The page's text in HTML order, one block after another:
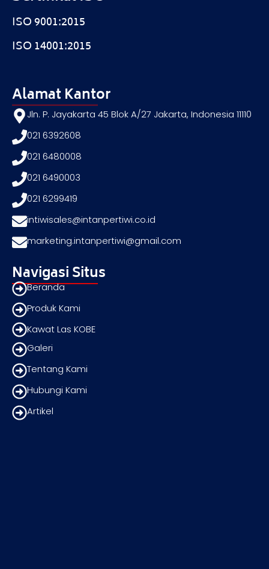
ISO 9001:2015
ISO 14001:2015
Alamat Kantor
Jln. P. Jayakarta 45 Blok A/27 Jakarta, Indonesia 11110
021 6392608
021 6480008
021 6490003
021 6299419
intiwisales@intanpertiwi.co.id
marketing.intanpertiwi@gmail.com
Navigasi Situs
Beranda
Produk Kami
Kawat Las KOBE
Galeri
Tentang Kami
Hubungi Kami
Artikel